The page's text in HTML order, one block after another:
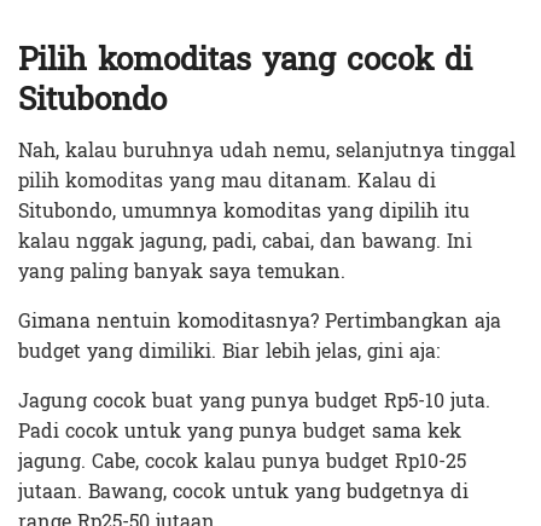
Pilih komoditas yang cocok di
Situbondo
Nah, kalau buruhnya udah nemu, selanjutnya tinggal
pilih komoditas yang mau ditanam. Kalau di
Situbondo, umumnya komoditas yang dipilih itu
kalau nggak jagung, padi, cabai, dan bawang. Ini
yang paling banyak saya temukan.
Gimana nentuin komoditasnya? Pertimbangkan aja
budget yang dimiliki. Biar lebih jelas, gini aja:
Jagung cocok buat yang punya budget Rp5-10 juta.
Padi cocok untuk yang punya budget sama kek
jagung. Cabe, cocok kalau punya budget Rp10-25
jutaan. Bawang, cocok untuk yang budgetnya di